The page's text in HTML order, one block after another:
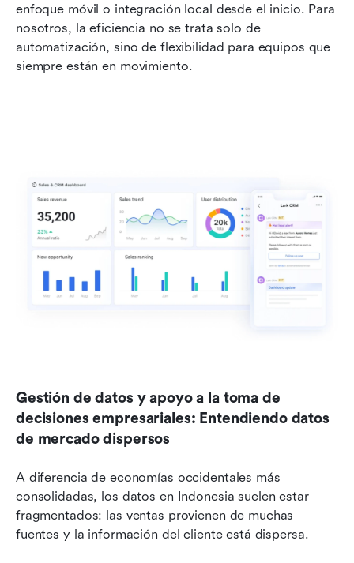
enfoque móvil o integración local desde el inicio. Para
nosotros, la eficiencia no se trata solo de
automatización, sino de flexibilidad para equipos que
siempre están en movimiento.
Gestión de datos y apoyo a la toma de
decisiones empresariales: Entendiendo datos
de mercado dispersos
A diferencia de economías occidentales más
consolidadas, los datos en Indonesia suelen estar
fragmentados: las ventas provienen de muchas
fuentes y la información del cliente está dispersa.